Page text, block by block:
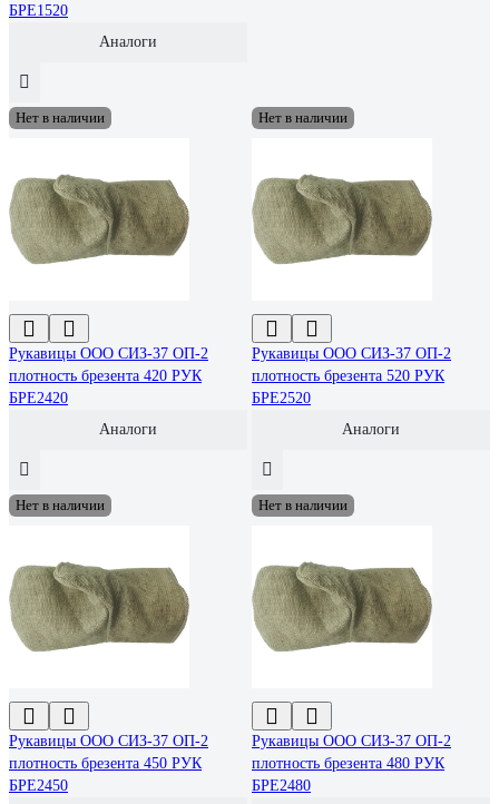
БРЕ1520
Аналоги
Нет в наличии
Рукавицы ООО СИЗ-37 ОП-2
плотность брезента 420 РУК
БРЕ2420
Аналоги
Нет в наличии
Рукавицы ООО СИЗ-37 ОП-2
плотность брезента 520 РУК
БРЕ2520
Аналоги
Нет в наличии
Рукавицы ООО СИЗ-37 ОП-2
плотность брезента 450 РУК
БРЕ2450
Нет в наличии
Рукавицы ООО СИЗ-37 ОП-2
плотность брезента 480 РУК
БРЕ2480